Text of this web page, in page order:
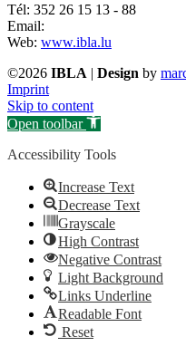
Tél: 352 26 15 13 - 88
Email:
Web: www.ibla.lu
©2026 IBLA | Design by
Imprint
Skip to content
Open toolbar
Accessibility Tools
Increase Text
Decrease Text
Grayscale
High Contrast
Negative Contrast
Light Background
Links Underline
Readable Font
Reset